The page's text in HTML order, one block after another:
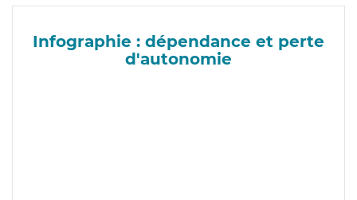
Infographie : dépendance et perte
d'autonomie